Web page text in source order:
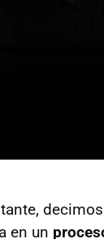
en un